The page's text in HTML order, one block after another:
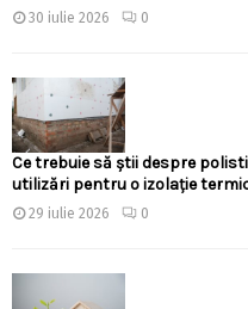
30 iulie 2026 0
Ce trebuie să știi despre
utilizări pentru o izolație
29 iulie 2026 0